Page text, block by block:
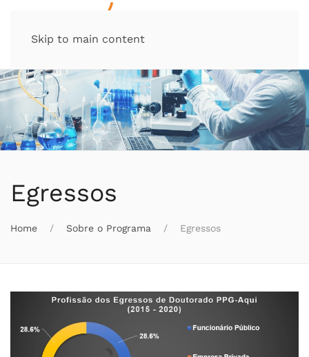
Skip to main content
Egressos
Home Sobre o Programa Egressos